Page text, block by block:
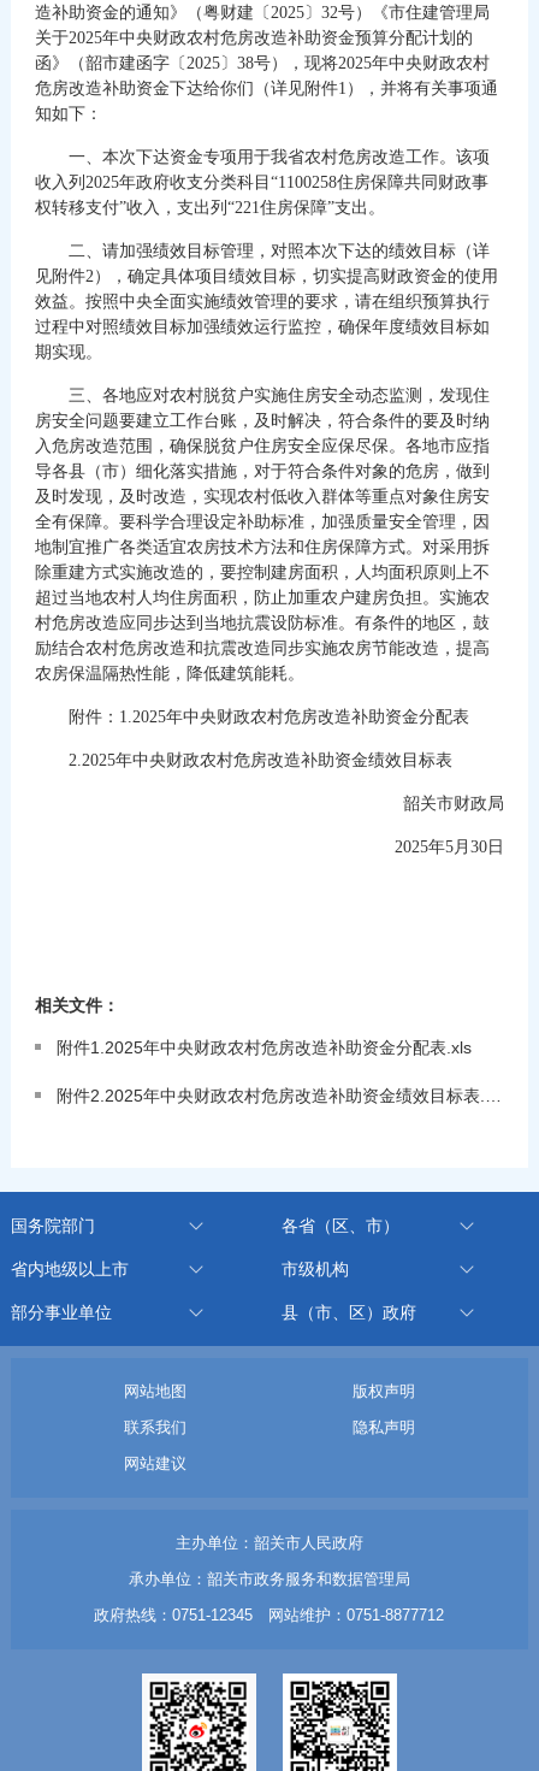
造补助资金的通知》（粤财建〔2025〕32号）《市住建管理局
关于2025年中央财政农村危房改造补助资金预算分配计划的
函》（韶市建函字〔2025〕38号），现将2025年中央财政农村
危房改造补助资金下达给你们（详见附件1），并将有关事项通
知如下：
一、本次下达资金专项用于我省农村危房改造工作。该项
收入列2025年政府收支分类科目“1100258住房保障共同财政事
权转移支付”收入，支出列“221住房保障”支出。
二、请加强绩效目标管理，对照本次下达的绩效目标（详
见附件2），确定具体项目绩效目标，切实提高财政资金的使用
效益。按照中央全面实施绩效管理的要求，请在组织预算执行
过程中对照绩效目标加强绩效运行监控，确保年度绩效目标如
期实现。
三、各地应对农村脱贫户实施住房安全动态监测，发现住
房安全问题要建立工作台账，及时解决，符合条件的要及时纳
入危房改造范围，确保脱贫户住房安全应保尽保。各地市应指
导各县（市）细化落实措施，对于符合条件对象的危房，做到
及时发现，及时改造，实现农村低收入群体等重点对象住房安
全有保障。要科学合理设定补助标准，加强质量安全管理，因
地制宜推广各类适宜农房技术方法和住房保障方式。对采用拆
除重建方式实施改造的，要控制建房面积，人均面积原则上不
超过当地农村人均住房面积，防止加重农户建房负担。实施农
村危房改造应同步达到当地抗震设防标准。有条件的地区，鼓
励结合农村危房改造和抗震改造同步实施农房节能改造，提高
农房保温隔热性能，降低建筑能耗。
附件：1.2025年中央财政农村危房改造补助资金分配表
2.2025年中央财政农村危房改造补助资金绩效目标表
韶关市财政局
2025年5月30日
相关文件：
附件1.2025年中央财政农村危房改造补助资金分配表.xls
国务院部门 各省（区、市）
省内地级以上市 市级机构
部分事业单位 县（市、区）政府
网站地图
版权声明
联系我们
隐私声明
网站建议
主办单位：韶关市人民政府
承办单位：韶关市政务服务和数据管理局
政府热线：0751-12345 网站维护：0751-8877712